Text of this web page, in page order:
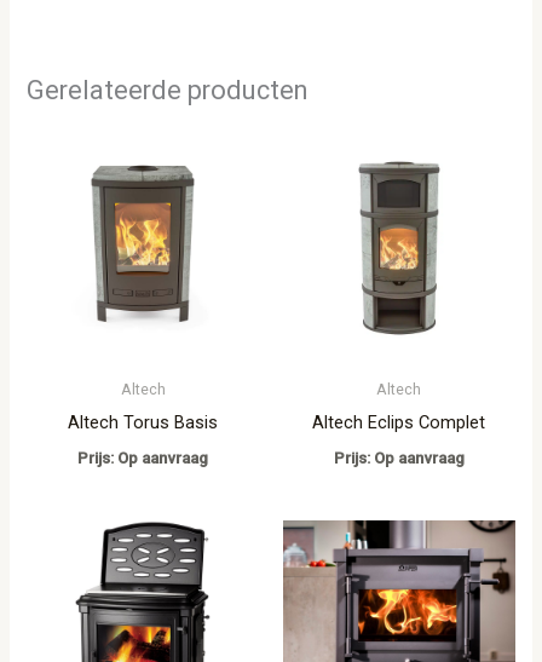
Gerelateerde producten
Altech
Altech Torus Basis
Prijs: Op aanvraag
Altech
Altech Eclips Complet
Prijs: Op aanvraag